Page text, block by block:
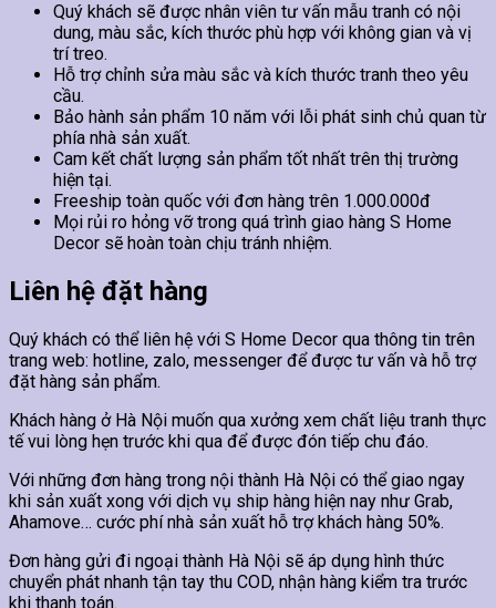
Quý khách sẽ được nhân viên tư vấn mẫu tranh có nội
dung, màu sắc, kích thước phù hợp với không gian và vị
trí treo.
Hỗ trợ chỉnh sửa màu sắc và kích thước tranh theo yêu
cầu.
Bảo hành sản phẩm 10 năm với lỗi phát sinh chủ quan từ
phía nhà sản xuất.
Cam kết chất lượng sản phẩm tốt nhất trên thị trường
hiện tại.
Freeship toàn quốc với đơn hàng trên 1.000.000đ
Mọi rủi ro hỏng vỡ trong quá trình giao hàng S Home
Decor sẽ hoàn toàn chịu tránh nhiệm.
Liên hệ đặt hàng
Quý khách có thể liên hệ với S Home Decor qua thông tin trên
trang web: hotline, zalo, messenger để được tư vấn và hỗ trợ
đặt hàng sản phẩm.
Khách hàng ở Hà Nội muốn qua xưởng xem chất liệu tranh thực
tế vui lòng hẹn trước khi qua để được đón tiếp chu đáo.
Với những đơn hàng trong nội thành Hà Nội có thể giao ngay
khi sản xuất xong với dịch vụ ship hàng hiện nay như Grab,
Ahamove… cước phí nhà sản xuất hỗ trợ khách hàng 50%.
Đơn hàng gửi đi ngoại thành Hà Nội sẽ áp dụng hình thức
chuyển phát nhanh tận tay thu COD, nhận hàng kiểm tra trước
khi thanh toán.